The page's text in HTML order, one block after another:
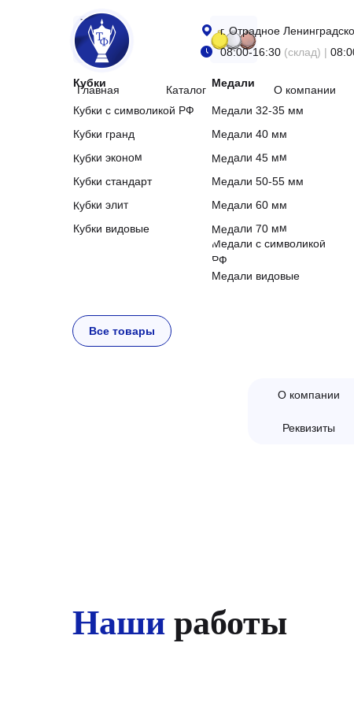
г. Отрадное
08:00-16:30 (склад) |
Каталог О компании
Главная
Медали видовые
Медали с символикой
РФ
Медали 70 мм
Медали 60 мм
Медали 50-55 мм
Медали 45 мм
Медали 40 мм
Медали 32-35 мм
Медали
Кубки с символикой РФ
Кубки гранд
Кубки стандарт
Кубки видовые
Кубки элит
Кубки эконом
Все товары
Кубки
Реквизиты
О компании
Наши работы